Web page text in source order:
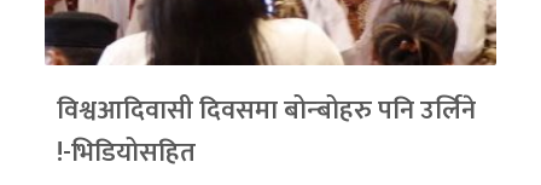
विश्वआदिवासी दिवसमा बोन्बोहरु पनि उर्लिने
!-भिडियोसहित